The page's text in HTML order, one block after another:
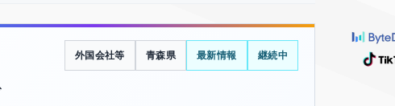
外国会社等 青森県 最新情報 継続中